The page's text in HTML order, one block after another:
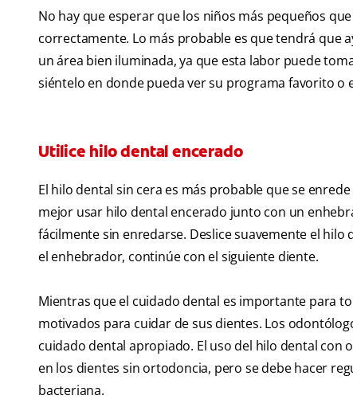
No hay que esperar que los niños más pequeños
correctamente. Lo más probable es que tendrá que
un área bien iluminada, ya que esta labor puede
siéntelo en donde pueda ver su programa favorito o
Utilice hilo dental encerado
El hilo dental sin cera es más probable que se
mejor usar hilo dental encerado junto con un
fácilmente sin enredarse. Deslice suavemente el
el enhebrador, continúe con el siguiente diente.
Mientras que el cuidado dental es importante para
motivados para cuidar de sus dientes. Los
cuidado dental apropiado. El uso del hilo dental con
en los dientes sin ortodoncia, pero se debe hacer
bacteriana.